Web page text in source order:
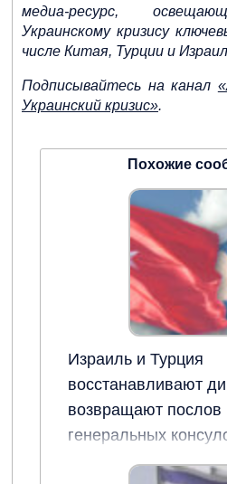
медиа-ресурс,
Украинскому кризису
числе Китая, Турции и
Подписывайтесь на канал
Украинский кризис».
Похожие